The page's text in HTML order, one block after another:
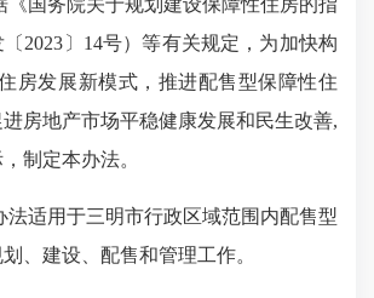
《国务院关于规划建设保障性住房的指
2023〕14号）等有关规定，为加快构
房发展新模式，推进配售型保障性住
房地产市场平稳健康发展和民生改善,
制定本办法。
法适用于三明市行政区域范围内配售型
、建设、配售和管理工作。